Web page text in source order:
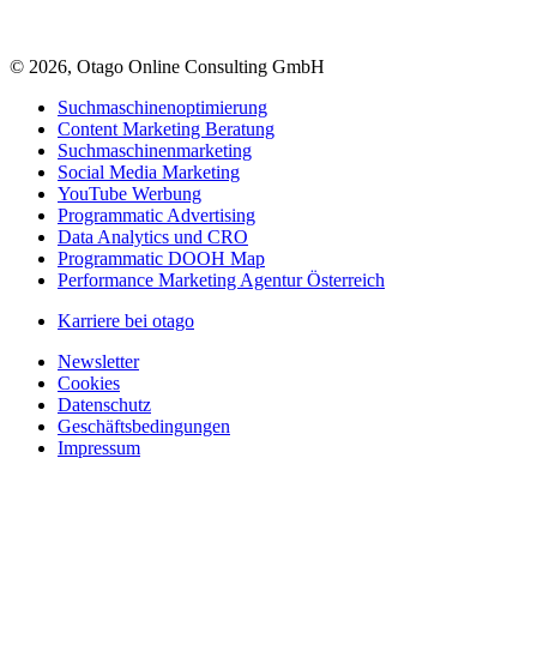
© 2026, Otago Online Consulting GmbH
Suchmaschinenoptimierung
Content Marketing Beratung
Suchmaschinenmarketing
Social Media Marketing
YouTube Werbung
Programmatic Advertising
Data Analytics und CRO
Programmatic DOOH Map
Performance Marketing Agentur Österreich
Karriere bei otago
Newsletter
Cookies
Datenschutz
Geschäftsbedingungen
Impressum